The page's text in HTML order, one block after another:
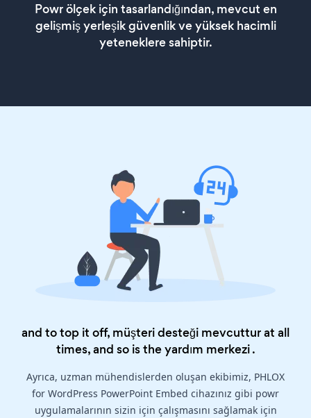
Powr ölçek için tasarlandığından, mevcut en
gelişmiş yerleşik güvenlik ve yüksek hacimli
yeteneklere sahiptir.
and to top it off, müşteri desteği mevcuttur at all
times, and so is theyardım merkezi.
Ayrıca, uzman mühendislerden oluşan ekibimiz, PHLOX
for WordPress PowerPoint Embed cihazınız gibi powr
uygulamalarının sizin için çalışmasını sağlamak için